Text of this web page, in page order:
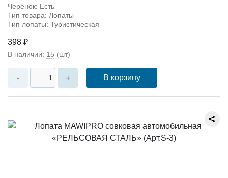
Черенок: Есть
Тип товара: Лопаты
Тип лопаты: Туристическая
398 ₽
В наличии: 15 (шт)
- + В корзину